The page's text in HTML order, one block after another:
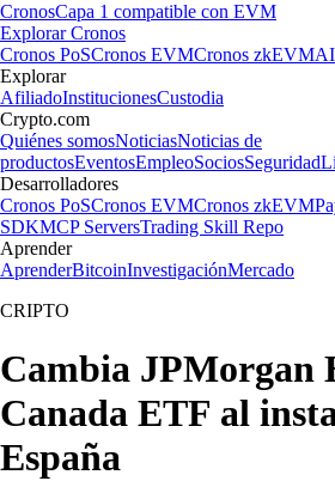
CronosCapa 1 compatible con EVM
Explorar Cronos
Cronos PoSCronos EVMCronos zkEVM
Explorar
AfiliadoInstitucionesCustodia
Crypto.com
Quiénes somosNoticiasNoticias de
productosEventosEmpleoSociosSeguridad
Desarrolladores
Cronos PoSCronos EVMCronos zkEVM
SDKMCP ServersTrading Skill Repo
Aprender
AprenderBitcoinInvestigaciónMercado
CRIPTO
Cambia JPMorgan
Canada ETF al
España